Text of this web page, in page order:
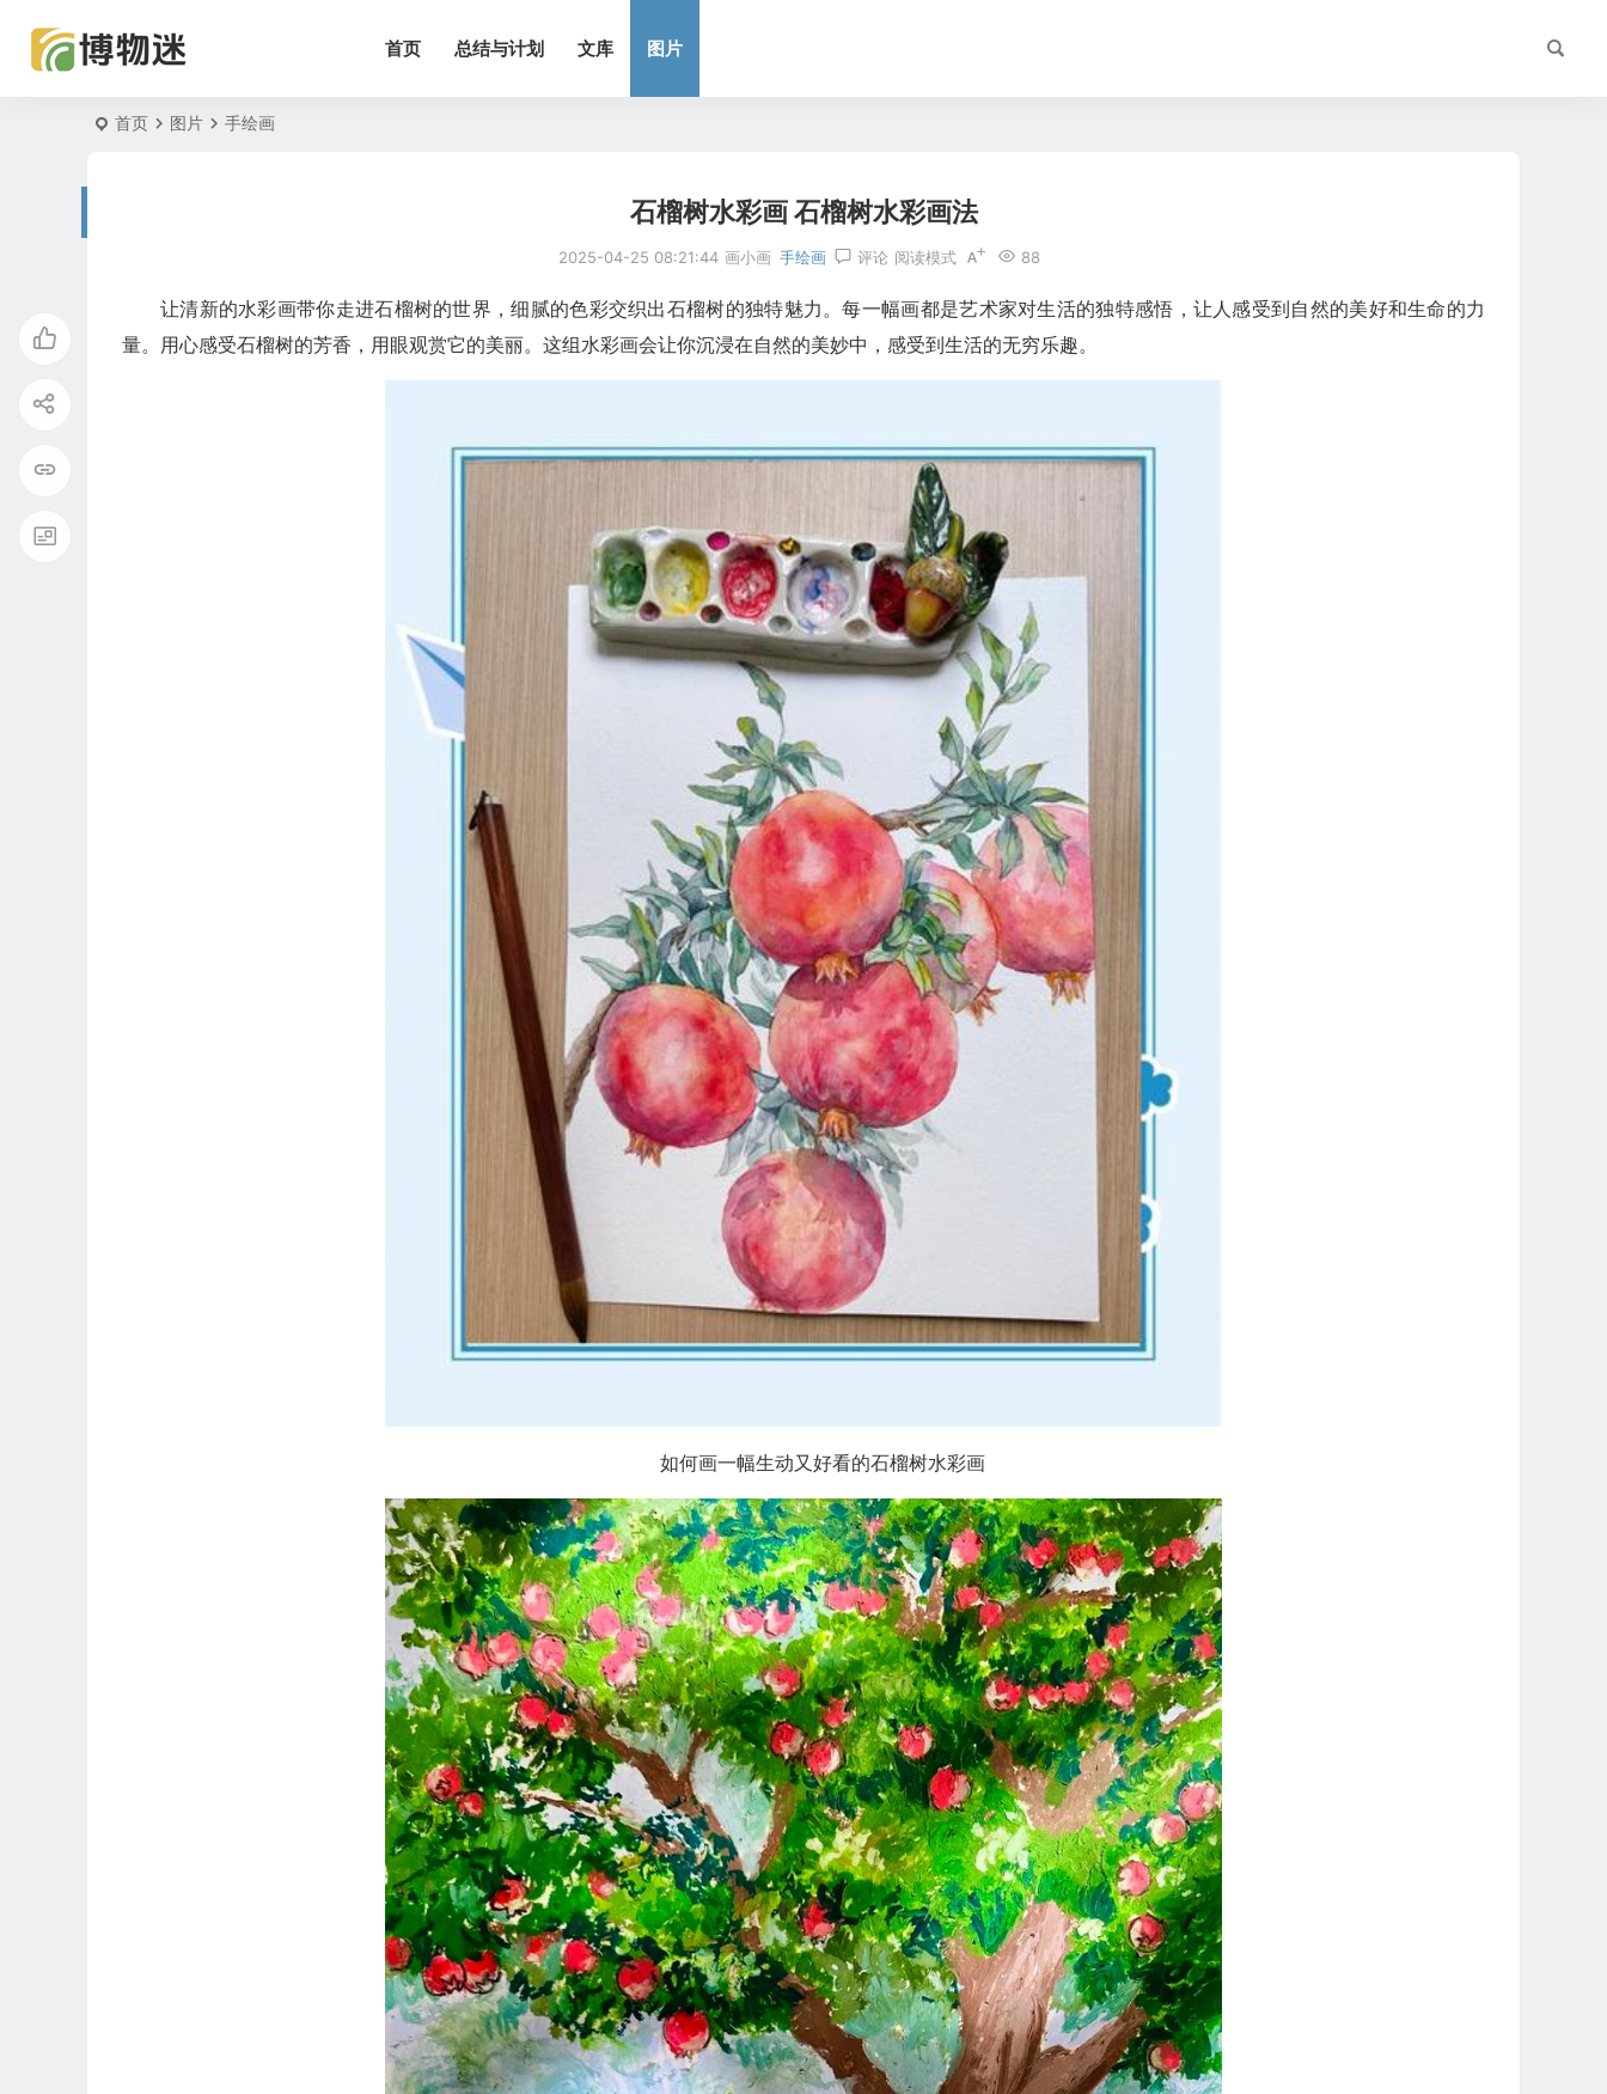
首页 总结与计划 文库 图片
首页 图片 手绘画
石榴树水彩画 石榴树水彩画法
2025-04-25 08:21:44 画小画 手绘画 评论 88
阅读模式
让清新的水彩画带你走进石榴树的世界，细腻的色彩交织出石榴树的独特魅力。每一幅画都是艺术家对生活的独特感悟，让人感受到自然的美好和生命的力
量。用心感受石榴树的芳香，用眼观赏它的美丽。这组水彩画会让你沉浸在自然的美妙中，感受到生活的无穷乐趣。
如何画一幅生动又好看的石榴树水彩画